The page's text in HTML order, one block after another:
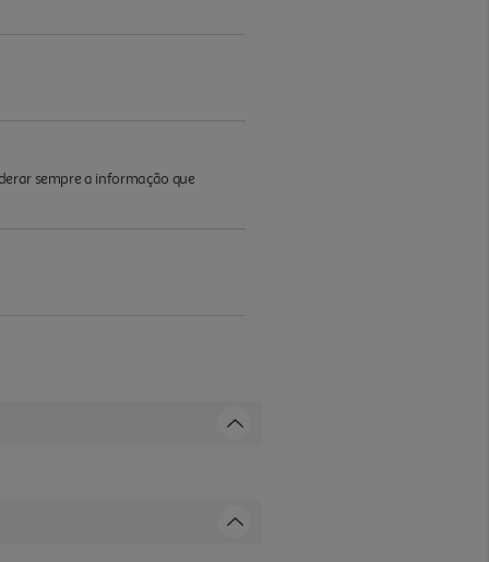
sempre a informação que